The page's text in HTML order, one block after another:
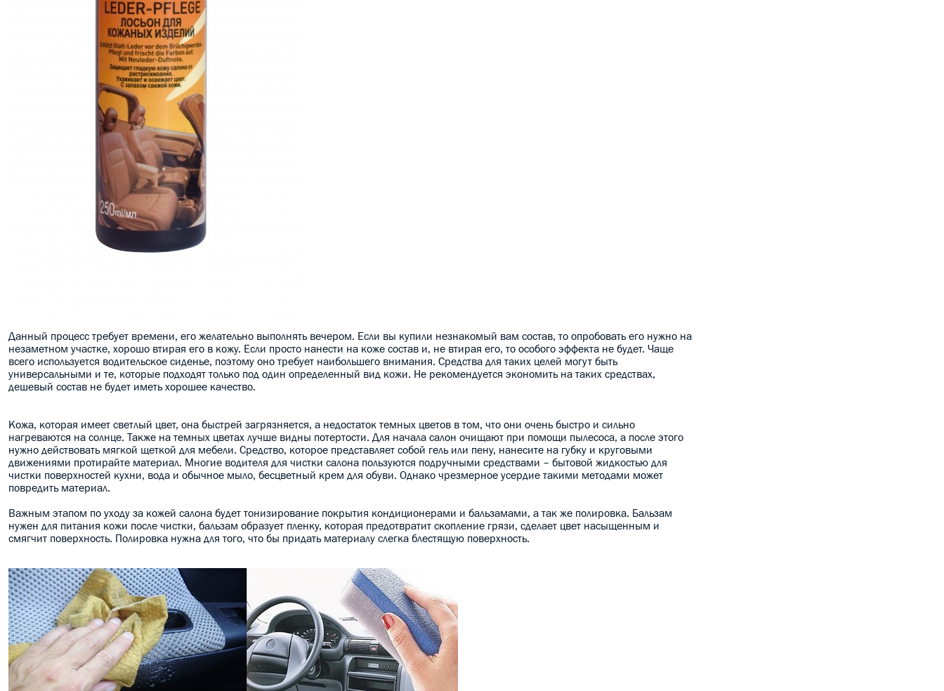
Данный процесс требует времени, его желательно выполнять вечером. Если вы купили незнакомый вам состав, то опробовать его нужно на
незаметном участке, хорошо втирая его в кожу. Если просто нанести на коже состав и, не втирая его, то особого эффекта не будет. Чаще
всего используется водительское сиденье, поэтому оно требует наибольшего внимания. Средства для таких целей могут быть
универсальными и те, которые подходят только под один определенный вид кожи. Не рекомендуется экономить на таких средствах,
дешевый состав не будет иметь хорошее качество.
Кожа, которая имеет светлый цвет, она быстрей загрязняется, а недостаток темных цветов в том, что они очень быстро и сильно
нагреваются на солнце. Также на темных цветах лучше видны потертости. Для начала салон очищают при помощи пылесоса, а после этого
нужно действовать мягкой щеткой для мебели. Средство, которое представляет собой гель или пену, нанесите на губку и круговыми
движениями протирайте материал. Многие водителя для чистки салона пользуются подручными средствами – бытовой жидкостью для
чистки поверхностей кухни, вода и обычное мыло, бесцветный крем для обуви. Однако чрезмерное усердие такими методами может
повредить материал.
Важным этапом по уходу за кожей салона будет тонизирование покрытия кондиционерами и бальзамами, а так же полировка. Бальзам
нужен для питания кожи после чистки, бальзам образует пленку, которая предотвратит скопление грязи, сделает цвет насыщенным и
смягчит поверхность. Полировка нужна для того, что бы придать материалу слегка блестящую поверхность.